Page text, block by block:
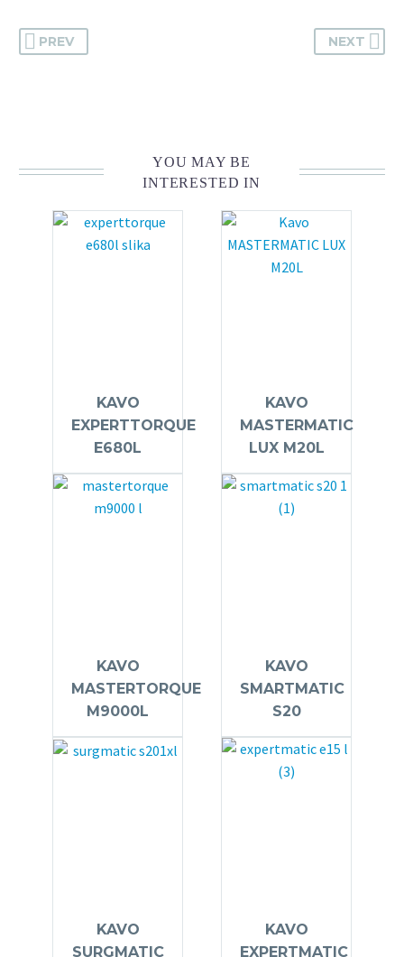
PREV NEXT
YOU MAY BE
INTERESTED IN
KAVO
EXPERTTORQUE
E680L
KAVO
MASTERMATIC
LUX M20L
KAVO
MASTERTORQUE
M9000L
KAVO
SMARTMATIC
S20
KAVO
SURGMATIC
KAVO
EXPERTMATIC